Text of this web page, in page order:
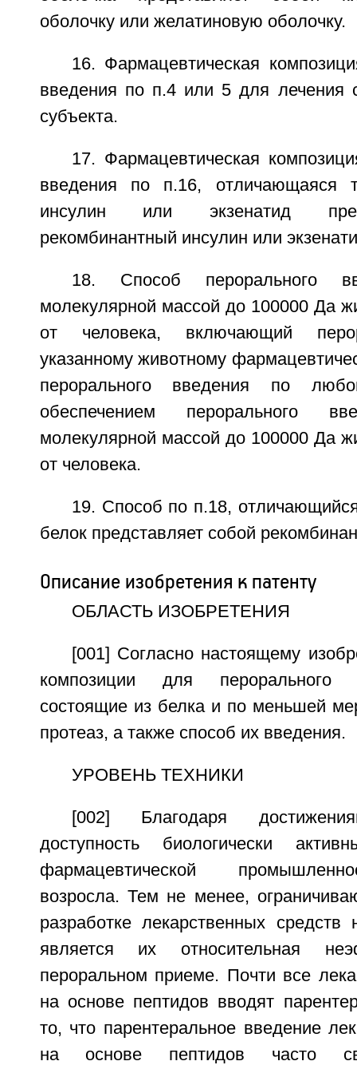
оболочку или желатиновую оболочку.
16. Фармацевтическая
введения по п.4 или 5 для лечения
субъекта.
17. Фармацевтическая
введения по п.16, отличающаяся
инсулин или экзенатид
рекомбинантный инсулин или
18. Способ перорального
молекулярной массой до 100000 Да
от человека, включающий
указанному животному
перорального введения по
обеспечением перорального
молекулярной массой до 100000 Да
от человека.
19. Способ по п.18,
белок представляет собой
Описание изобретения к патенту
ОБЛАСТЬ ИЗОБРЕТЕНИЯ
[001] Согласно настоящему
композиции для перорального
состоящие из белка и по меньшей
протеаз, а также способ их введения.
УРОВЕНЬ ТЕХНИКИ
[002] Благодаря
доступность биологически
фармацевтической
возросла. Тем не менее,
разработке лекарственных
является их относительная
пероральном приеме. Почти все
на основе пептидов вводят
то, что парентеральное введение
на основе пептидов часто